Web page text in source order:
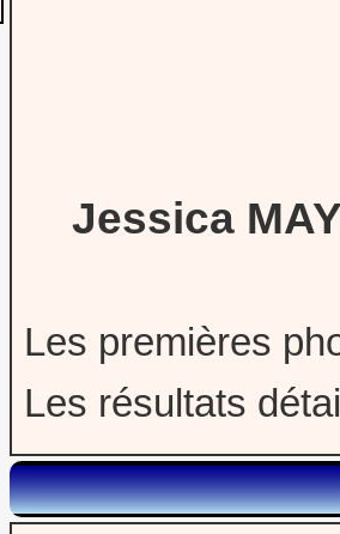
Jessica
Les premières
Les résultats